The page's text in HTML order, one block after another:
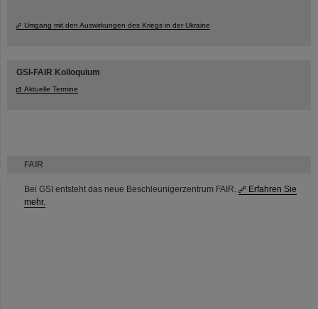
FAIR
Bei GSI entsteht das neue Beschleunigerzentrum FAIR.
Erfahren Sie
mehr.
Umgang mit den Auswirkungen des Kriegs in der Ukraine
GSI-FAIR Kolloquium
Aktuelle Termine